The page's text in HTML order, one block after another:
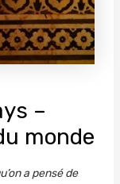
–
monde
a pensé de